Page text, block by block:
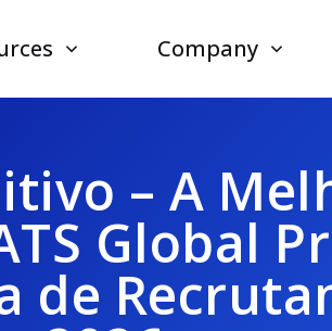
Company
– A
Global
de